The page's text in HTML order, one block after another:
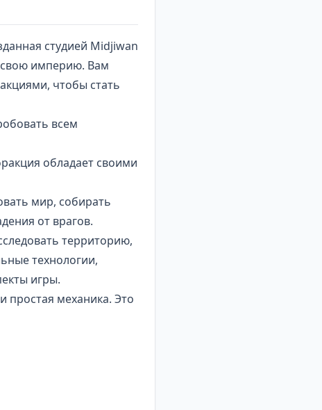
студией Midjiwan
свою империю. Вам
чтобы стать
всем
обладает своими
мир, собирать
от врагов.
территорию,
технологии,
игры.
простая механика. Это